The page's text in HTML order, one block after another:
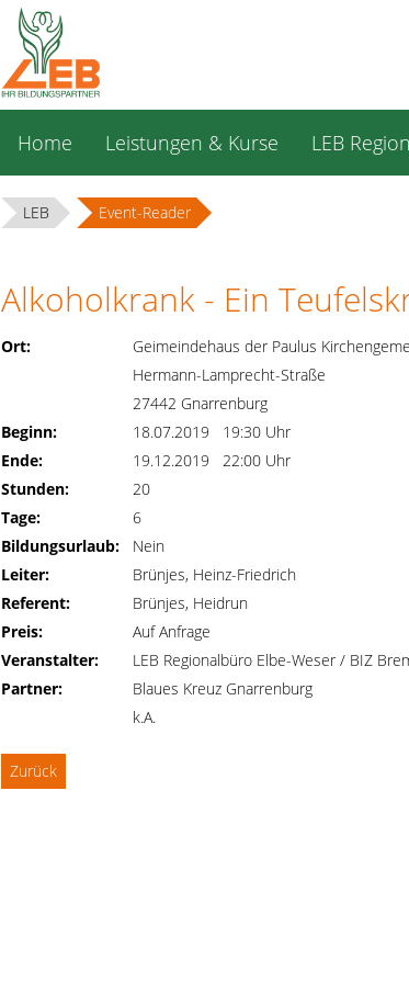
überspringen
Home Leistungen & Kurse LEB
LEB Event-Reader
Alkoholkrank - Ein
Ort:
Geimeindehaus der Paulus
Hermann-Lamprecht-Straße
27442 Gnarrenburg
Beginn:
18.07.2019 19:30 Uhr
Ende:
19.12.2019 22:00 Uhr
Stunden:
20
Tage:
6
Bildungsurlaub:
Nein
Leiter:
Brünjes, Heinz-Friedrich
Referent:
Brünjes, Heidrun
Preis:
Auf Anfrage
Veranstalter:
LEB Regionalbüro Elbe-Weser / BIZ
Partner:
Blaues Kreuz Gnarrenburg
k.A.
Zurück